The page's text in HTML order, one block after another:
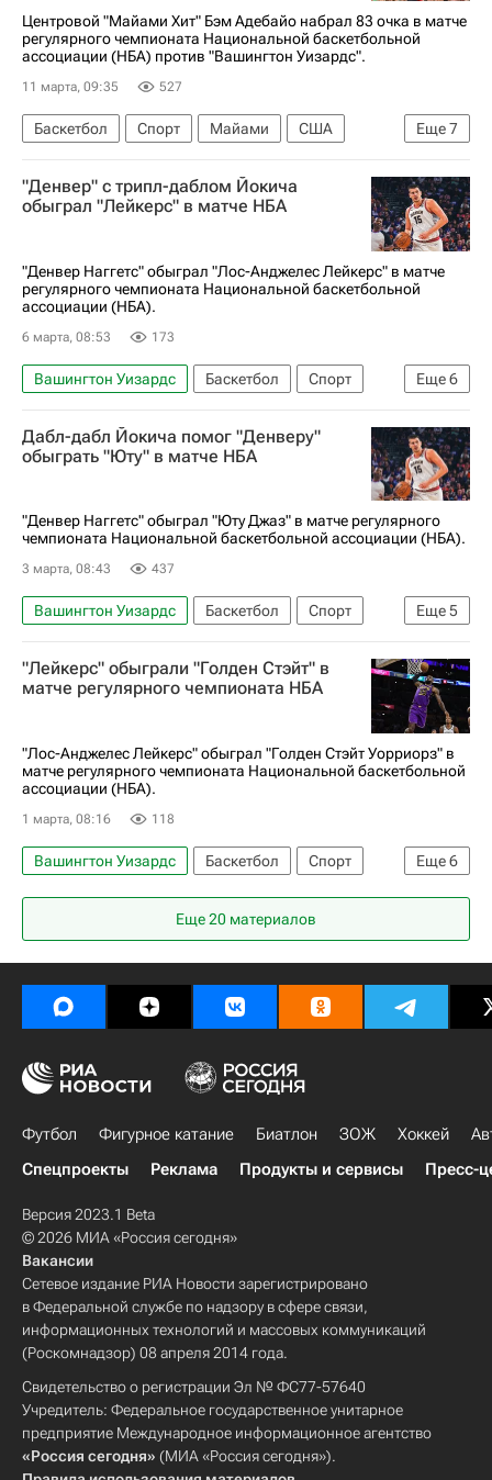
Центровой "Майами Хит" Бэм Адебайо набрал 83 очка в матче
регулярного чемпионата Национальной баскетбольной
ассоциации (НБА) против "Вашингтон Уизардс".
11 марта, 09:35 527
Еще7
Баскетбол Спорт Майами
США
Владислав Голдин
Бэм Адебайо
Кобе Брайант
Лос-Анджелес Лейкерс
"Денвер" с трипл-даблом Йокича
обыграл "Лейкерс" в матче НБА
"Денвер Наггетс" обыграл "Лос-Анджелес Лейкерс" в матче
регулярного чемпионата Национальной баскетбольной
ассоциации (НБА).
6 марта, 08:53 173
Еще6
Вашингтон Уизардс Баскетбол
Спорт
Никола Йокич
Лука Дончич
Леброн Джеймс
Денвер Наггетс
Дабл-дабл Йокича помог "Денверу"
обыграть "Юту" в матче НБА
"Денвер Наггетс" обыграл "Юту Джаз" в матче регулярного
чемпионата Национальной баскетбольной ассоциации (НБА).
3 марта, 08:43 437
Еще5
Вашингтон Уизардс Баскетбол
Спорт
Солт-Лейк-Сити
Никола Йокич
Денвер Наггетс
Юта Джаз НБА
"Лейкерс" обыграли "Голден Стэйт" в
матче регулярного чемпионата НБА
"Лос-Анджелес Лейкерс" обыграл "Голден Стэйт Уорриорз" в
матче регулярного чемпионата Национальной баскетбольной
ассоциации (НБА).
1 марта, 08:16 118
Еще6
Вашингтон Уизардс Баскетбол
Спорт
Сан-Франциско
Анонсы и трансляции матчей
Леброн Джеймс
Лос-Анджелес Лейкерс
Голден Стэйт Уорриорз
Еще 20 материалов
Футбол Фигурное катание Биатлон ЗОЖ Хоккей
Спецпроекты
Реклама Продукты и сервисы Пресс-
Версия 2023.1 Beta
© 2026 МИА «Россия сегодня»
Вакансии
Сетевое издание РИА Новости зарегистрировано
в Федеральной службе по надзору в сфере связи,
информационных технологий и массовых коммуникаций
(Роскомнадзор) 08 апреля 2014 года.
Свидетельство о регистрации Эл № ФС77-57640
Учредитель: Федеральное государственное унитарное
предприятие Международное информационное агентство
«Россия сегодня» (МИА «Россия сегодня»).